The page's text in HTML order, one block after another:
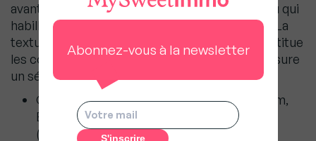
avant tout confortable et facile à vivre. Le tissu qui
habille les coussins déhoussables des assises. La
texture très particulière de la mousse qui constitue
les coussins facilite l’écoulement de l’eau et assure
un séchage rapide en 30 mn (Quick Dry foam).
Chaise empilable L. 55 x H. 84/48 x P. 60 cm,
Empilables jusqu’à 6 chaises, 678 euros
(vendues par lot de 2)
Abonnez-vous à la newsletter